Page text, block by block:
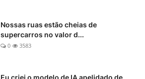
Nossas ruas estão cheias de
supercarros no valor d...
0 3583